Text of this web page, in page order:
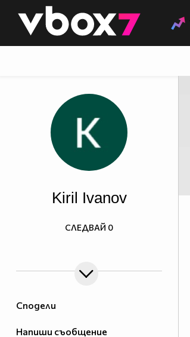
👾
Сподели
Напиши съобщение
Kiril Ivanov
СЛЕДВАЙ 0